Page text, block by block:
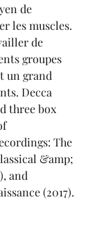
de
les muscles.
de
groupes
un grand
Decca
three box
The
&amp;
and